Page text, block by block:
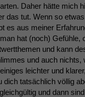
Daher hätte mich
das tut. Wenn so
es aus meiner
hat (noch) Gefühle,
und kann
und auch nichts,
leichter und
dich tatsächlich völlig
und dann